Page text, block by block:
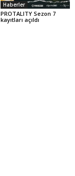
Haberler
PROTALITY Sezon 7
kayıtları açıldı